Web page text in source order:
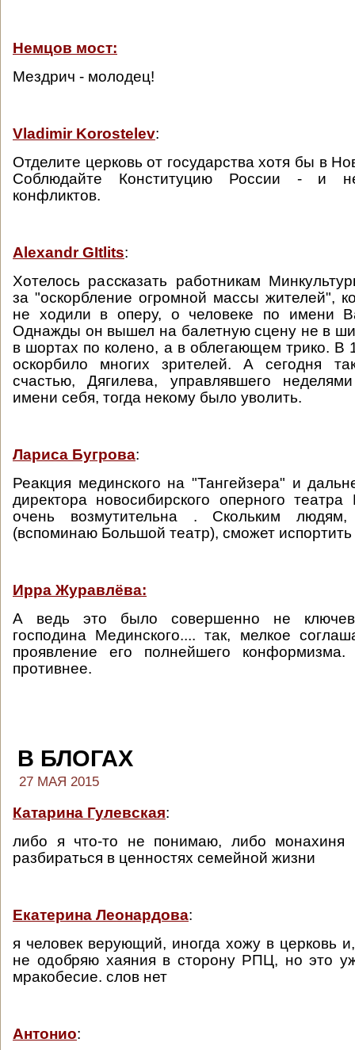
Немцов мост:
Мездрич - молодец!
Vladimir Korostelev:
Отделите церковь от государства хотя бы в
Соблюдайте Конституцию России - и
конфликтов.
Alexandr GItlits:
Хотелось рассказать работникам
за "оскорбление огромной массы жителей",
не ходили в оперу, о человеке по имени
Однажды он вышел на балетную сцену не в
в шортах по колено, а в облегающем трико. В
оскорбило многих зрителей. А сегодня
счастью, Дягилева, управлявшего
имени себя, тогда некому было уволить.
Лариса Бугрова:
Реакция мединского на "Тангейзера" и
директора новосибирского оперного
очень возмутительна . Скольким людям,
(вспоминаю Большой театр), сможет испортить
Ирра Журавлёва:
А ведь это было совершенно не
господина Мединского.... так, мелкое
проявление его полнейшего
противнее.
В БЛОГАХ
27 МАЯ 2015
Катарина Гулевская:
либо я что-то не понимаю, либо
разбираться в ценностях семейной жизни
Екатерина Леонардова:
я человек верующий, иногда хожу в церковь
не одобряю хаяния в сторону РПЦ, но это
мракобесие. слов нет
Антонио: